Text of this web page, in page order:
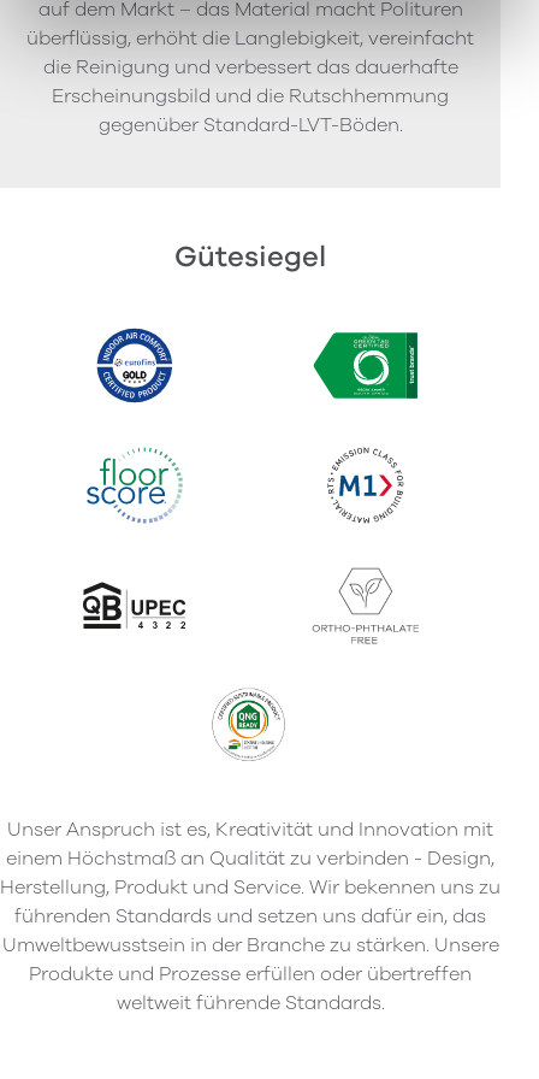
auf dem Markt – das Material macht Polituren
überflüssig, erhöht die Langlebigkeit, vereinfacht
die Reinigung und verbessert das dauerhafte
Erscheinungsbild und die Rutschhemmung
gegenüber Standard-LVT-Böden.
Gütesiegel
Unser Anspruch ist es, Kreativität und Innovation mit
einem Höchstmaß an Qualität zu verbinden - Design,
Herstellung, Produkt und Service. Wir bekennen uns zu
führenden Standards und setzen uns dafür ein, das
Umweltbewusstsein in der Branche zu stärken. Unsere
Produkte und Prozesse erfüllen oder übertreffen
weltweit führende Standards.